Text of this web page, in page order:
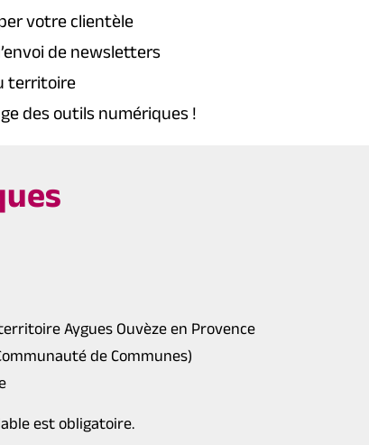
votre clientèle
de newsletters
territoire
des outils numériques !
Aygues Ouvèze en Provence
de Communes)
est obligatoire.